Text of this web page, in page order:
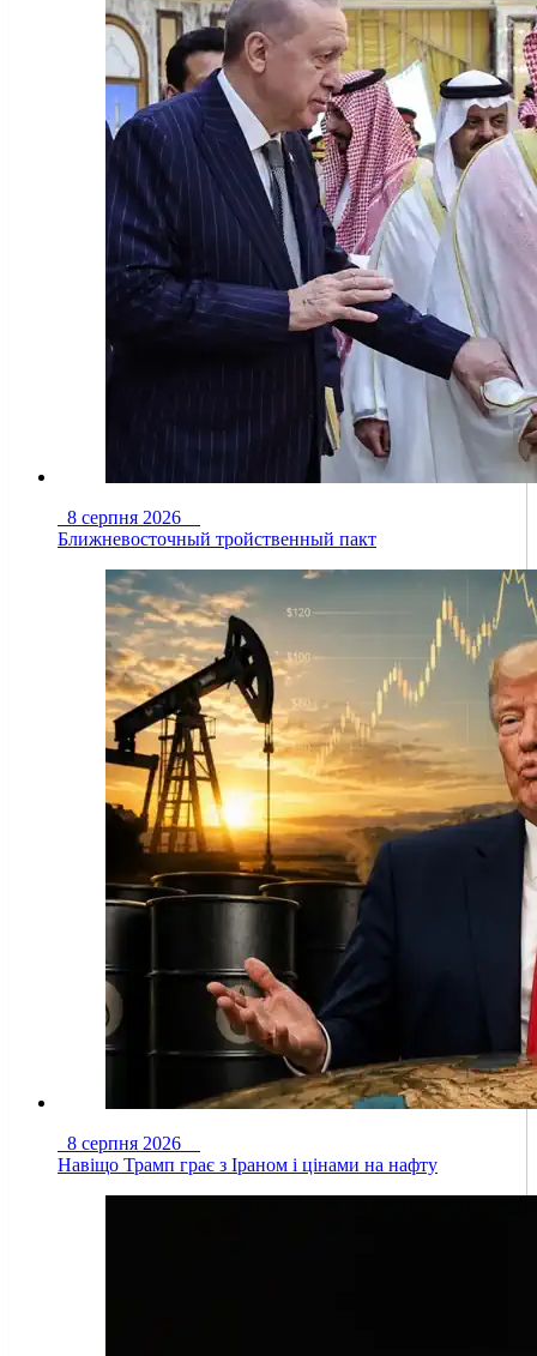
8 серпня 2026
Ближневосточный тройственный пакт
8 серпня 2026
Навіщо Трамп грає з Іраном і цінами на нафту